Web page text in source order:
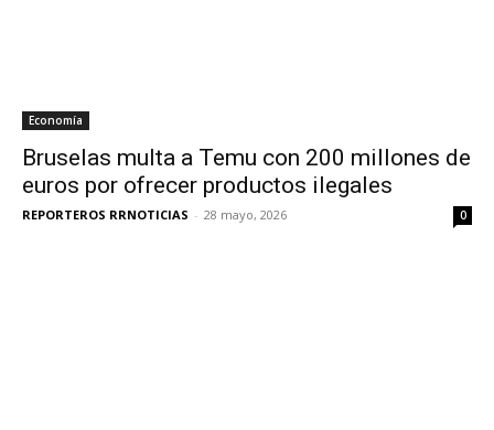
Economía
Bruselas multa a Temu con 200 millones de
euros por ofrecer productos ilegales
REPORTEROS RRNOTICIAS - 28 mayo, 2026 0